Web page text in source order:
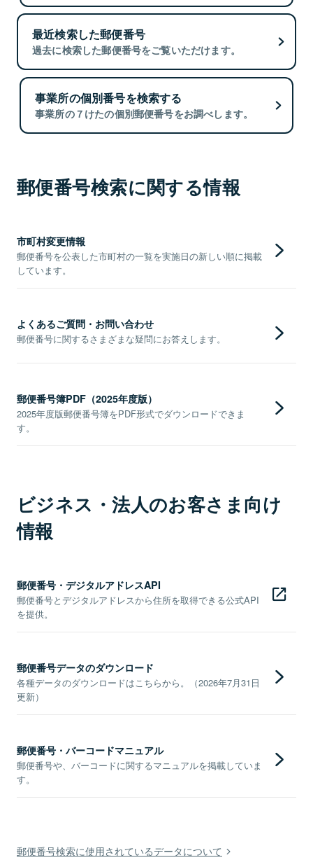
最近検索した郵便番号
過去に検索した郵便番号をご覧いただけます。
事業所の個別番号を検索する
事業所の７けたの個別郵便番号をお調べします。
郵便番号検索に関する情報
市町村変更情報
郵便番号を公表した市町村の一覧を実施日の新しい順に掲載
しています。
よくあるご質問・お問い合わせ
郵便番号に関するさまざまな疑問にお答えします。
郵便番号簿PDF（2025年度版）
2025年度版郵便番号簿をPDF形式でダウンロードできま
す。
ビジネス・法人のお客さま向け
情報
郵便番号・デジタルアドレスAPI
郵便番号とデジタルアドレスから住所を取得できる公式API
を提供。
郵便番号データのダウンロード
各種データのダウンロードはこちらから。（2026年7月31日
更新）
郵便番号・バーコードマニュアル
郵便番号や、バーコードに関するマニュアルを掲載していま
す。
郵便番号検索に使用されているデータについて